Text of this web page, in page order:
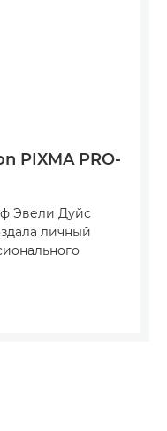
PIXMA PRO-
Эвели Дуйс
личный